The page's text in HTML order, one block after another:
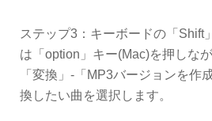
ステップ3：キーボードの「Shift
は「option」キー(Mac)を押しな
「変換」-「MP3バージョンを作
換したい曲を選択します。